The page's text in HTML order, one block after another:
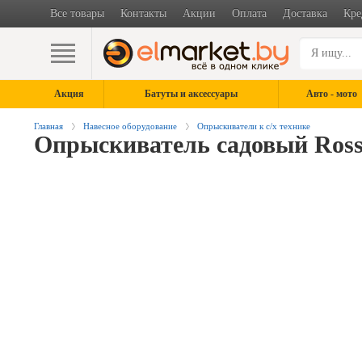
Все товары Контакты Акции Оплата Доставка
Акция Батуты и аксессуары Авто - мото
Главная Навесное оборудование Опрыскиватели к с/х технике
Опрыскиватель садовый